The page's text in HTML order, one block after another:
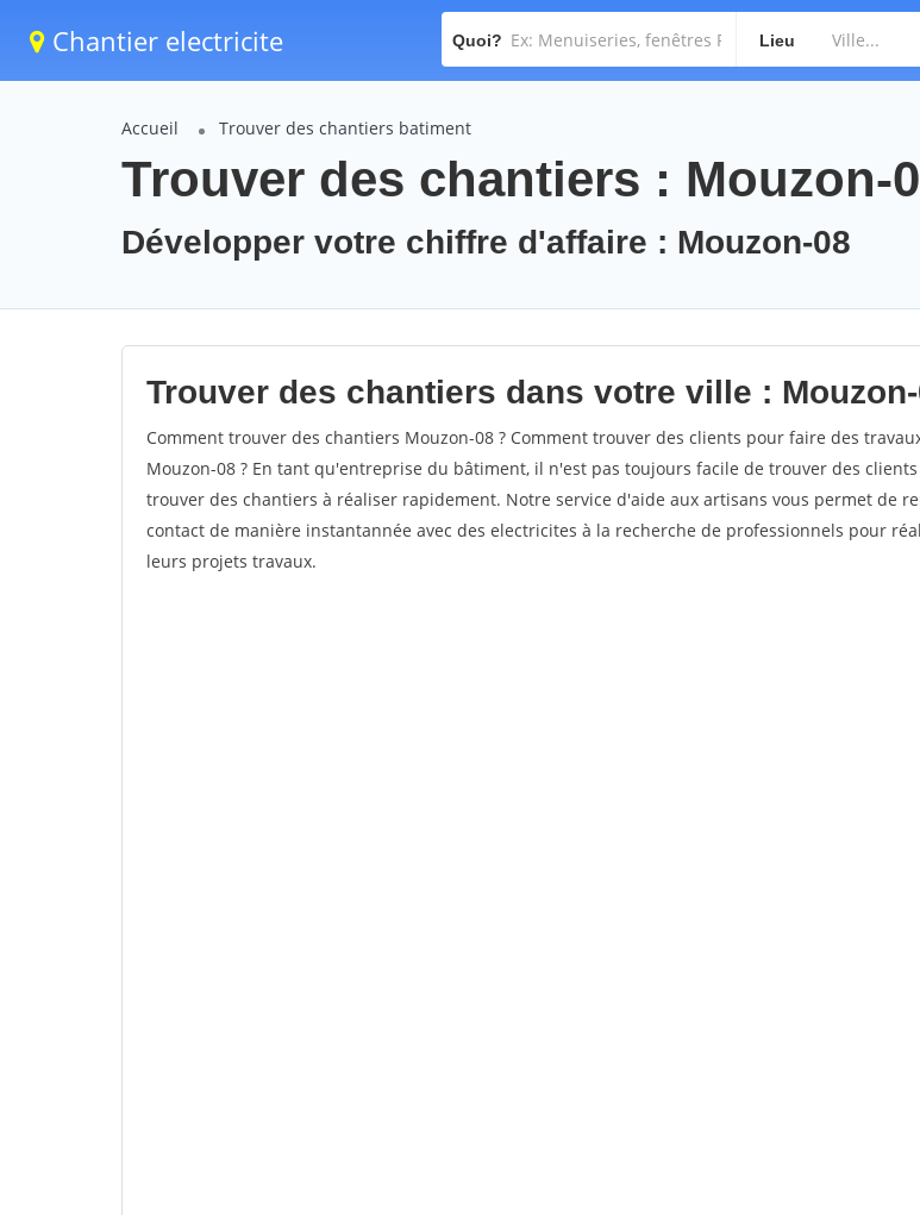
Chantier electricite Quoi? Lieu
Accueil Trouver des chantiers batiment
Trouver des chantiers : Mouzon-
Développer votre chiffre d'affaire : Mouzon-08
Trouver des chantiers dans votre ville :
Comment trouver des chantiers Mouzon-08 ? Comment trouver des clients pour faire des
Mouzon-08 ? En tant qu'entreprise du bâtiment, il n'est pas toujours facile de trouver des
trouver des chantiers à réaliser rapidement. Notre service d'aide aux artisans vous permet de
contact de manière instantannée avec des electricites à la recherche de professionnels pour
leurs projets travaux.